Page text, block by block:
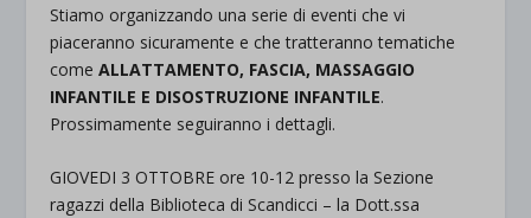
Stiamo organizzando una serie di eventi che vi
piaceranno sicuramente e che tratteranno tematiche
comeALLATTAMENTO, FASCIA, MASSAGGIO
INFANTILE E DISOSTRUZIONE INFANTILE.
Prossimamente seguiranno i dettagli.
GIOVEDI 3 OTTOBRE ore 10-12 presso la Sezione
ragazzi della Biblioteca di Scandicci – la Dott.ssa